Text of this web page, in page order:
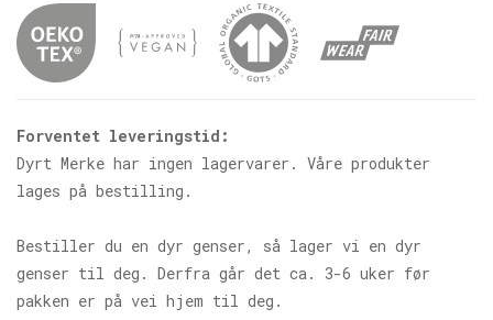
Forventet leveringstid:
Dyrt Merke har ingen lagervarer. Våre produkter
lages på bestilling.
Bestiller du en dyr genser, så lager vi en dyr
genser til deg. Derfra går det ca. 3-6 uker før
pakken er på vei hjem til deg.